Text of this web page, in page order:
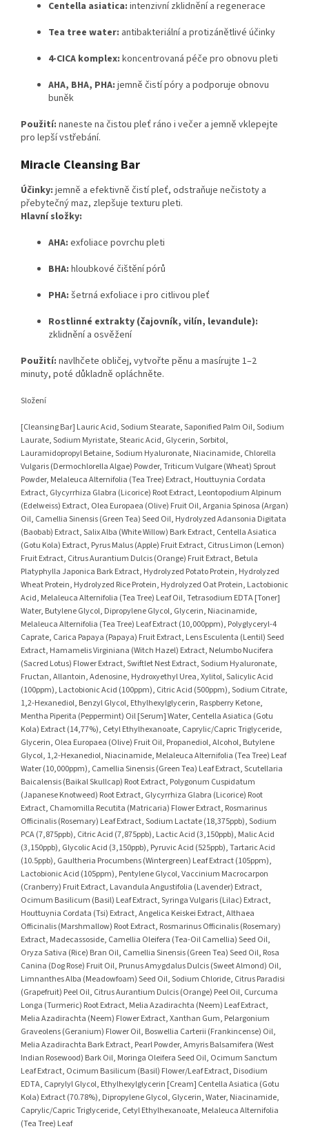
Centella asiatica: intenzivní zklidnění a regenerace
Tea tree water: antibakteriální a protizánětlivé účinky
4-CICA komplex: koncentrovaná péče pro obnovu pleti
AHA, BHA, PHA: jemně čistí póry a podporuje obnovu
buněk
Použití: naneste na čistou pleť ráno i večer a jemně vklepejte
pro lepší vstřebání.
Miracle Cleansing Bar
Účinky: jemně a efektivně čistí pleť, odstraňuje nečistoty a
přebytečný maz, zlepšuje texturu pleti.
Hlavní složky:
AHA: exfoliace povrchu pleti
BHA: hloubkové čištění pórů
PHA: šetrná exfoliace i pro citlivou pleť
Rostlinné extrakty (čajovník, vilín, levandule):
zklidnění a osvěžení
Použití: navlhčete obličej, vytvořte pěnu a masírujte 1–2
minuty, poté důkladně opláchněte.
Složení
[Cleansing Bar] Lauric Acid, Sodium Stearate, Saponified Palm Oil, Sodium
Laurate, Sodium Myristate, Stearic Acid, Glycerin, Sorbitol,
Lauramidopropyl Betaine, Sodium Hyaluronate, Niacinamide, Chlorella
Vulgaris (Dermochlorella Algae) Powder, Triticum Vulgare (Wheat) Sprout
Powder, Melaleuca Alternifolia (Tea Tree) Extract, Houttuynia Cordata
Extract, Glycyrrhiza Glabra (Licorice) Root Extract, Leontopodium Alpinum
(Edelweiss) Extract, Olea Europaea (Olive) Fruit Oil, Argania Spinosa (Argan)
Oil, Camellia Sinensis (Green Tea) Seed Oil, Hydrolyzed Adansonia Digitata
(Baobab) Extract, Salix Alba (White Willow) Bark Extract, Centella Asiatica
(Gotu Kola) Extract, Pyrus Malus (Apple) Fruit Extract, Citrus Limon (Lemon)
Fruit Extract, Citrus Aurantium Dulcis (Orange) Fruit Extract, Betula
Platyphylla Japonica Bark Extract, Hydrolyzed Potato Protein, Hydrolyzed
Wheat Protein, Hydrolyzed Rice Protein, Hydrolyzed Oat Protein, Lactobionic
Acid, Melaleuca Alternifolia (Tea Tree) Leaf Oil, Tetrasodium EDTA [Toner]
Water, Butylene Glycol, Dipropylene Glycol, Glycerin, Niacinamide,
Melaleuca Alternifolia (Tea Tree) Leaf Extract (10,000ppm), Polyglyceryl-4
Caprate, Carica Papaya (Papaya) Fruit Extract, Lens Esculenta (Lentil) Seed
Extract, Hamamelis Virginiana (Witch Hazel) Extract, Nelumbo Nucifera
(Sacred Lotus) Flower Extract, Swiftlet Nest Extract, Sodium Hyaluronate,
Fructan, Allantoin, Adenosine, Hydroxyethyl Urea, Xylitol, Salicylic Acid
(100ppm), Lactobionic Acid (100ppm), Citric Acid (500ppm), Sodium Citrate,
1,2-Hexanediol, Benzyl Glycol, Ethylhexylglycerin, Raspberry Ketone,
Mentha Piperita (Peppermint) Oil [Serum] Water, Centella Asiatica (Gotu
Kola) Extract (14,77%), Cetyl Ethylhexanoate, Caprylic/Capric Triglyceride,
Glycerin, Olea Europaea (Olive) Fruit Oil, Propanediol, Alcohol, Butylene
Glycol, 1,2-Hexanediol, Niacinamide, Melaleuca Alternifolia (Tea Tree) Leaf
Water (10,000ppm), Camellia Sinensis (Green Tea) Leaf Extract, Scutellaria
Baicalensis (Baikal Skullcap) Root Extract, Polygonum Cuspidatum
(Japanese Knotweed) Root Extract, Glycyrrhiza Glabra (Licorice) Root
Extract, Chamomilla Recutita (Matricaria) Flower Extract, Rosmarinus
Officinalis (Rosemary) Leaf Extract, Sodium Lactate (18,375ppb), Sodium
PCA (7,875ppb), Citric Acid (7,875ppb), Lactic Acid (3,150ppb), Malic Acid
(3,150ppb), Glycolic Acid (3,150ppb), Pyruvic Acid (525ppb), Tartaric Acid
(10.5ppb), Gaultheria Procumbens (Wintergreen) Leaf Extract (105ppm),
Lactobionic Acid (105ppm), Pentylene Glycol, Vaccinium Macrocarpon
(Cranberry) Fruit Extract, Lavandula Angustifolia (Lavender) Extract,
Ocimum Basilicum (Basil) Leaf Extract, Syringa Vulgaris (Lilac) Extract,
Houttuynia Cordata (Tsi) Extract, Angelica Keiskei Extract, Althaea
Officinalis (Marshmallow) Root Extract, Rosmarinus Officinalis (Rosemary)
Extract, Madecassoside, Camellia Oleifera (Tea-Oil Camellia) Seed Oil,
Oryza Sativa (Rice) Bran Oil, Camellia Sinensis (Green Tea) Seed Oil, Rosa
Canina (Dog Rose) Fruit Oil, Prunus Amygdalus Dulcis (Sweet Almond) Oil,
Limnanthes Alba (Meadowfoam) Seed Oil, Sodium Chloride, Citrus Paradisi
(Grapefruit) Peel Oil, Citrus Aurantium Dulcis (Orange) Peel Oil, Curcuma
Longa (Turmeric) Root Extract, Melia Azadirachta (Neem) Leaf Extract,
Melia Azadirachta (Neem) Flower Extract, Xanthan Gum, Pelargonium
Graveolens (Geranium) Flower Oil, Boswellia Carterii (Frankincense) Oil,
Melia Azadirachta Bark Extract, Pearl Powder, Amyris Balsamifera (West
Indian Rosewood) Bark Oil, Moringa Oleifera Seed Oil, Ocimum Sanctum
Leaf Extract, Ocimum Basilicum (Basil) Flower/Leaf Extract, Disodium
EDTA, Caprylyl Glycol, Ethylhexylglycerin [Cream] Centella Asiatica (Gotu
Kola) Extract (70.78%), Dipropylene Glycol, Glycerin, Water, Niacinamide,
Caprylic/Capric Triglyceride, Cetyl Ethylhexanoate, Melaleuca Alternifolia
(Tea Tree) Leaf